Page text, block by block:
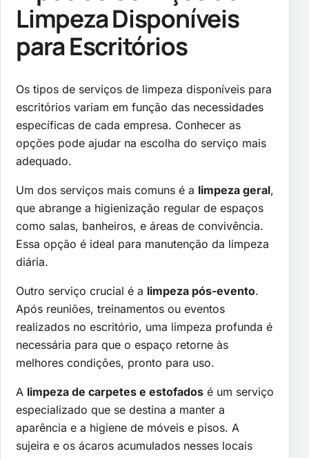
Limpeza Disponíveis
para Escritórios
Os tipos de serviços de limpeza disponíveis para
escritórios variam em função das necessidades
específicas de cada empresa. Conhecer as
opções pode ajudar na escolha do serviço mais
adequado.
Um dos serviços mais comuns é a limpeza geral,
que abrange a higienização regular de espaços
como salas, banheiros, e áreas de convivência.
Essa opção é ideal para manutenção da limpeza
diária.
Outro serviço crucial é a limpeza pós-evento.
Após reuniões, treinamentos ou eventos
realizados no escritório, uma limpeza profunda é
necessária para que o espaço retorne às
melhores condições, pronto para uso.
A limpeza de carpetes e estofados é um serviço
especializado que se destina a manter a
aparência e a higiene de móveis e pisos. A
sujeira e os ácaros acumulados nesses locais